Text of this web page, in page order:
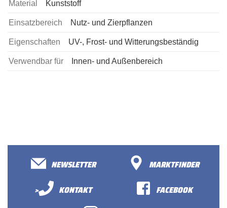
Material Kunststoff
Einsatzbereich Nutz- und Zierpflanzen
Eigenschaften UV-, Frost- und Witterungsbeständig
Verwendbar für Innen- und Außenbereich
NEWSLETTER
MARKTFINDER
>
KONTAKT
FACEBOOK